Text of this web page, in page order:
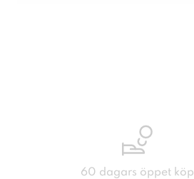
60 dagars öppet köp